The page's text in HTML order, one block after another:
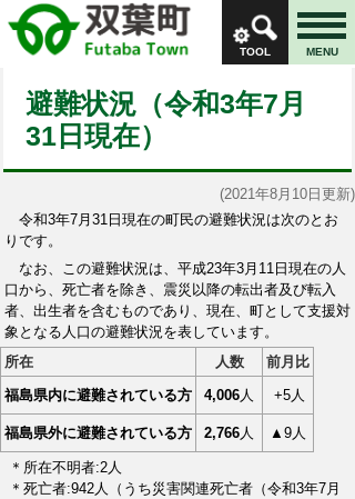
TOOL MENU
避難状況（令和3年7月
31日現在）
(2021年8月10日更新)
令和3年7月31日現在の町民の避難状況は次のとお
りです。
なお、この避難状況は、平成23年3月11日現在の人
口から、死亡者を除き、震災以降の転出者及び転入
者、出生者を含むものであり、現在、町として支援対
象となる人口の避難状況を表しています。
所在
人数
前月比
福島県内に避難されている方
4,006人 +5人
福島県外に避難されている方 2,766人 ▲9人
＊所在不明者:2人
＊死亡者:942人（うち災害関連死亡者（令和3年7月